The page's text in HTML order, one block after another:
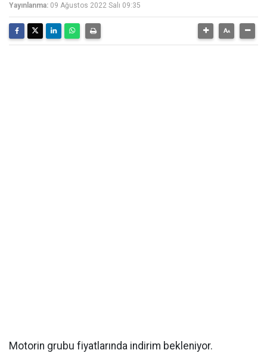
Yayınlanma: 09 Ağustos 2022 Salı 09:35
Motorin grubu fiyatlarında indirim bekleniyor.